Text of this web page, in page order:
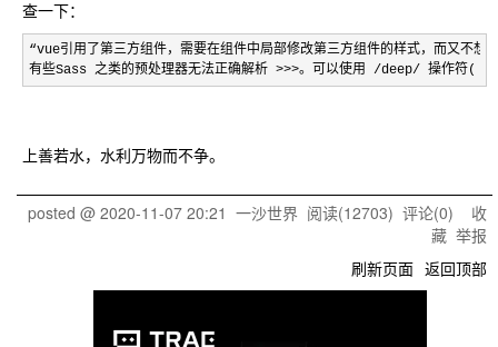
查一下：
“vue引用了第三方组件，需要在组件中局部修改第三方组件的样式，而又不
有些Sass 之类的预处理器无法正确解析 >>>。可以使用 /deep/ 操作符(
上善若水，水利万物而不争。
posted @ 2020-11-07 20:21 一沙世界 阅读(12703) 评论(0) 收
藏 举报
刷新页面 返回顶部